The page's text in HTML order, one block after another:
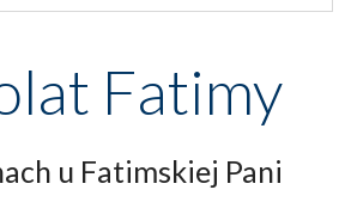
Fatimy
u Fatimskiej Pani